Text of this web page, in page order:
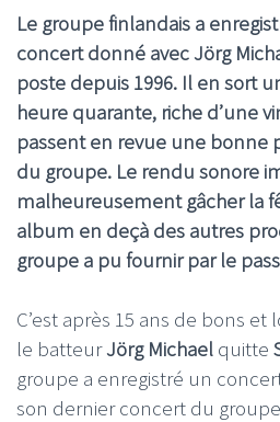
Le groupe finlandais a
concert donné avec Jörg
poste depuis 1996. Il en sort
heure quarante, riche d’une
passent en revue une bonne
du groupe. Le rendu sonore
malheureusement gâcher la
album en deçà des autres
groupe a pu fournir par le
C’est après 15 ans de bons et
le batteurJörg Michael quitte
groupe a enregistré un
son dernier concert du